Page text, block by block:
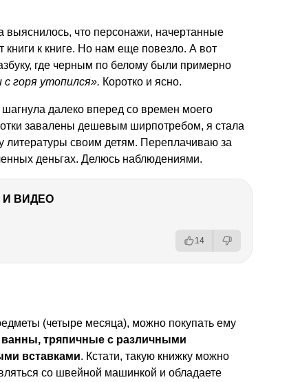
выяснилось, что персонажи, начертанные
книги к книге. Но нам еще повезло. А вот
где черным по белому были примерно
горя утопился». Коротко и ясно.
шагнула далеко вперед со времен моего
завалены дешевым ширпотребом, я стала
литературы своим детям. Переплачиваю за
деньгах. Делюсь наблюдениями.
И ВИДЕО
14
(четыре месяца), можно покупать ему
ванны, тряпичные с различными
вставками. Кстати, такую книжку можно
со швейной машинкой и обладаете